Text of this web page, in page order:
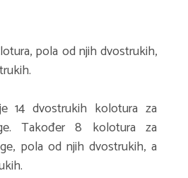
pola od njih dvostrukih,
14 dvostrukih kolotura za
Također 8 kolotura za
pola od njih dvostrukih, a